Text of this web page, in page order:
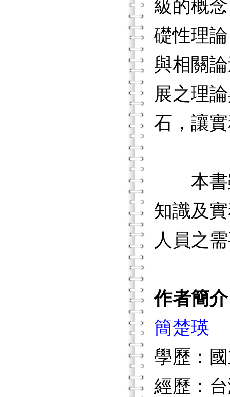
級的概
礎性理
與相關
展之理
石，讓
本書雖
知識及
人員之
作者簡介
簡楚瑛
學歷：
經歷：